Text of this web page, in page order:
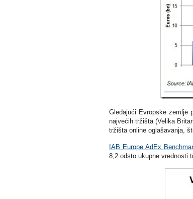
Gledajući Evropske zemlje
najvećih tržišta (Velika
tržišta online oglašavanja,
IAB Europe AdEx
8,2 odsto ukupne vrednosti